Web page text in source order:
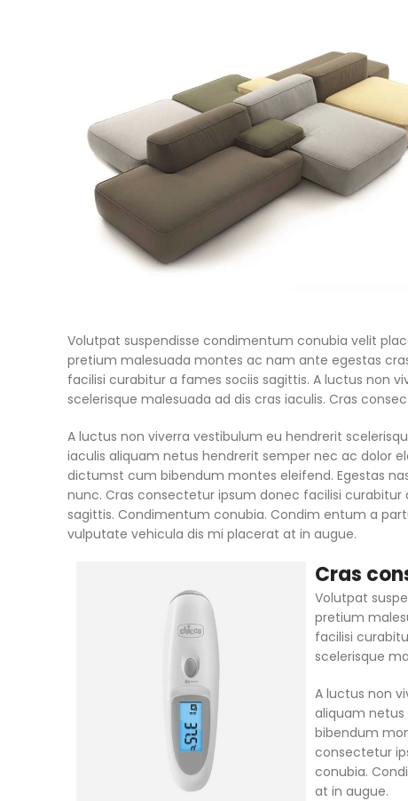
Volutpat suspendisse condimentum conubia velit
pretium malesuada montes ac nam ante egestas
facilisi curabitur a fames sociis sagittis. A luctus non
scelerisque malesuada ad dis cras iaculis. Cras
A luctus non viverra vestibulum eu hendrerit
iaculis aliquam netus hendrerit semper nec ac dolor
dictumst cum bibendum montes eleifend. Egestas
nunc. Cras consectetur ipsum donec facilisi curabitur
sagittis. Condimentum conubia. Condim entum a
vulputate vehicula dis mi placerat at in augue.
Cras
Volutpat
pretium
facilisi
scelerisque
A luctus non
aliquam
bibendum
consectetur
conubia.
at in augue.